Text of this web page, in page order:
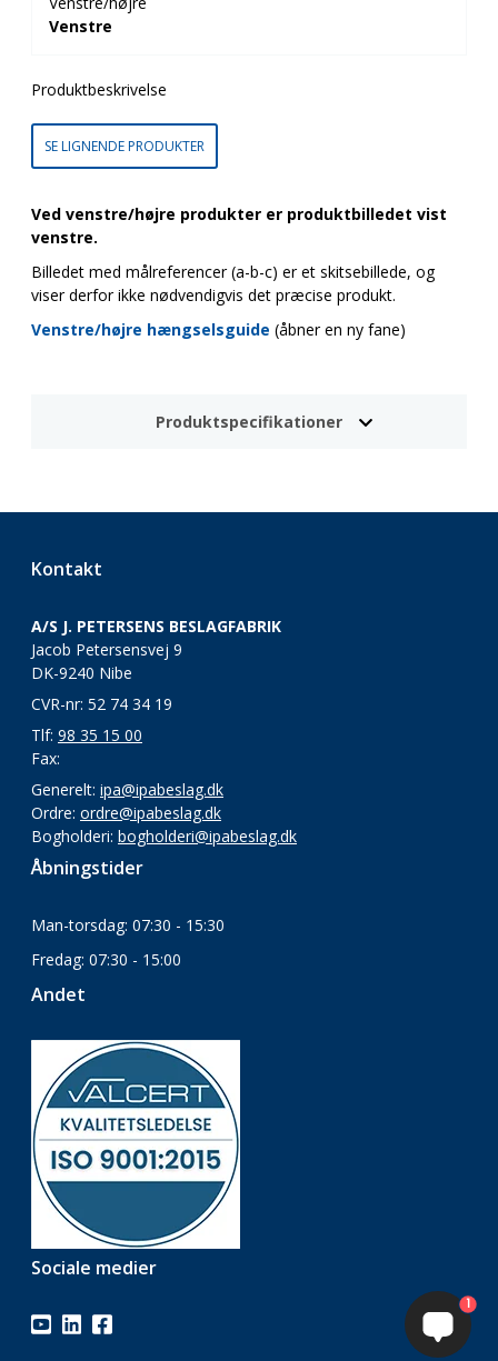
Venstre
Produktbeskrivelse
SE LIGNENDE PRODUKTER
Ved venstre/højre produkter er produktbilledet vist
venstre.
Billedet med målreferencer (a-b-c) er et skitsebillede, og
viser derfor ikke nødvendigvis det præcise produkt.
Venstre/højre hængselsguide (åbner en ny fane)
Produktspecifikationer
Kontakt
A/S J. PETERSENS BESLAGFABRIK
Jacob Petersensvej 9
DK-9240 Nibe
CVR-nr: 52 74 34 19
Tlf: 98 35 15 00
Fax:
Generelt: ipa@ipabeslag.dk
Ordre: ordre@ipabeslag.dk
Bogholderi: bogholderi@ipabeslag.dk
Åbningstider
Man-torsdag: 07:30 - 15:30
Fredag: 07:30 - 15:00
Andet
Sociale medier
1